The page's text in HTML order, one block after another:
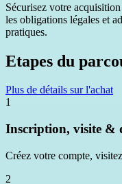
Sécurisez votre
les obligations légales et
pratiques.
Etapes du
Plus de détails sur l'achat
1
Inscription, visite &
Créez votre compte,
2